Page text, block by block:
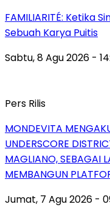
FAMILIARITÉ: Ketika
Sebuah Karya Puitis
Sabtu, 8 Agu 2026 -
Pers Rilis
MONDEVITA
UNDERSCORE
MAGLIANO, SEBAGAI
MEMBANGUN
Jumat, 7 Agu 2026 -